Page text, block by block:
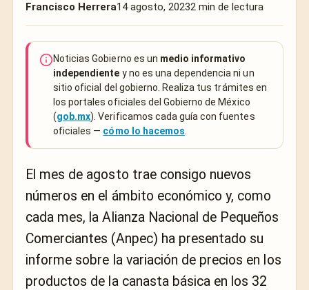
Francisco Herrera14 agosto, 20232 min de lectura
Noticias Gobierno es un medio informativo
independiente y no es una dependencia ni un
sitio oficial del gobierno. Realiza tus trámites en
los portales oficiales del Gobierno de México
(gob.mx). Verificamos cada guía con fuentes
oficiales — cómo lo hacemos
El mes de agosto trae consigo nuevos
números en el ámbito económico y, como
cada mes, la Alianza Nacional de Pequeños
Comerciantes (Anpec) ha presentado su
informe sobre la variación de precios en los
productos de la canasta básica en los 32